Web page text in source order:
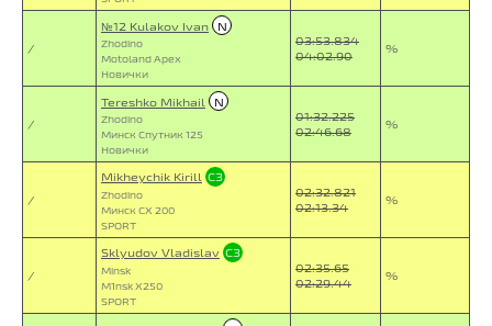
/
№12 Kulakov Ivan N
Zhodino
Motoland Apex
Новички
03:53.834
04:02.90
%
/
Tereshko Mikhail N
Zhodino
Минск Спутник 125
Новички
01:32.225
02:46.68
%
/
Mikheychik Kirill C3
Zhodino
Минск CX 200
SPORT
02:32.821
02:13.34
%
/
Sklyudov Vladislav C3
Minsk
M1nsk X250
SPORT
02:35.65
02:29.44
%